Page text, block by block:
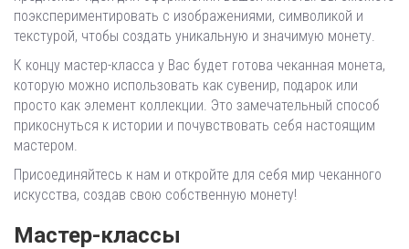
поэкспериментировать с изображениями, символикой и
текстурой, чтобы создать уникальную и значимую монету.
К концу мастер-класса у Вас будет готова чеканная монета,
которую можно использовать как сувенир, подарок или
просто как элемент коллекции. Это замечательный способ
прикоснуться к истории и почувствовать себя настоящим
мастером.
Присоединяйтесь к нам и откройте для себя мир чеканного
искусства, создав свою собственную монету!
Мастер-классы